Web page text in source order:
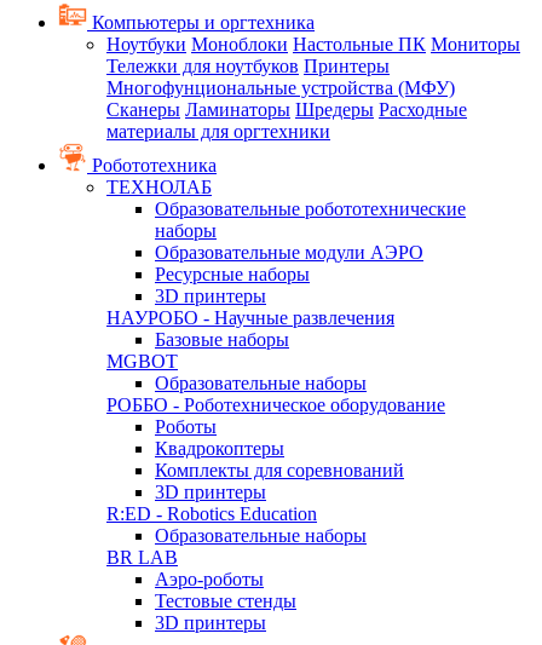
Компьютеры и оргтехника
Ноутбуки Моноблоки Настольные ПК Мониторы
Тележки для ноутбуков Принтеры
Многофунциональные устройства (МФУ)
Сканеры Ламинаторы Шредеры Расходные
материалы для оргтехники
Робототехника
ТЕХНОЛАБ
Образовательные робототехнические
наборы
Образовательные модули АЭРО
Ресурсные наборы
3D принтеры
НАУРОБО - Научные развлечения
Базовые наборы
MGBOT
Образовательные наборы
РОББО - Роботехническое оборудование
Роботы
Квадрокоптеры
Комплекты для соревнований
3D принтеры
R:ED - Robotics Education
Образовательные наборы
BR LAB
Аэро-роботы
Тестовые стенды
3D принтеры